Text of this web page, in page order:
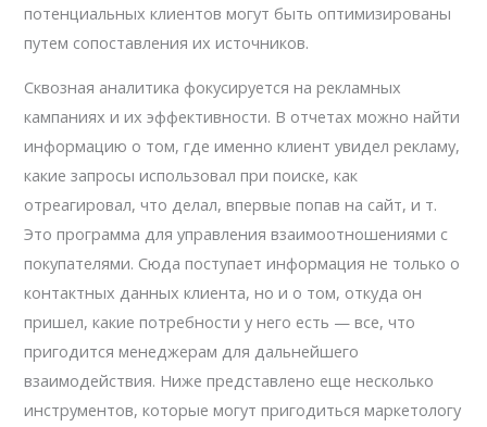
потенциальных клиентов могут быть оптимизированы
путем сопоставления их источников.
Сквозная аналитика фокусируется на рекламных
кампаниях и их эффективности. В отчетах можно найти
информацию о том, где именно клиент увидел рекламу,
какие запросы использовал при поиске, как
отреагировал, что делал, впервые попав на сайт, и т.
Это программа для управления взаимоотношениями с
покупателями. Сюда поступает информация не только о
контактных данных клиента, но и о том, откуда он
пришел, какие потребности у него есть — все, что
пригодится менеджерам для дальнейшего
взаимодействия. Ниже представлено еще несколько
инструментов, которые могут пригодиться маркетологу